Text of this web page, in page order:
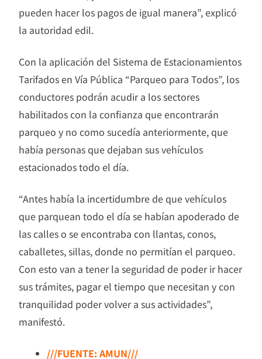
pueden hacer los pagos de igual manera”, explicó
la autoridad edil.
Con la aplicación del Sistema de Estacionamientos
Tarifados en Vía Pública “Parqueo para Todos”, los
conductores podrán acudir a los sectores
habilitados con la confianza que encontrarán
parqueo y no como sucedía anteriormente, que
había personas que dejaban sus vehículos
estacionados todo el día.
“Antes había la incertidumbre de que vehículos
que parquean todo el día se habían apoderado de
las calles o se encontraba con llantas, conos,
caballetes, sillas, donde no permitían el parqueo.
Con esto van a tener la seguridad de poder ir hacer
sus trámites, pagar el tiempo que necesitan y con
tranquilidad poder volver a sus actividades”,
manifestó.
///FUENTE: AMUN///